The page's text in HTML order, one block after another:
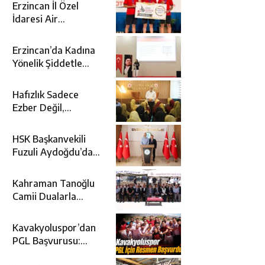
Erzincan İl Özel
İdaresi Air
Türkiye Şampiyonu
Oldu
Erzincan’da Kadına
Yönelik Şiddetle
Kurumlar Bir Araya
Geldi
Hafızlık Sadece
Ezber Değil,
Yaşamaktır
HSK Başkanvekili
Fuzuli Aydoğdu’dan
Hamza Aydoğdu’ya
Ziyaret
Kahraman Tanoğlu
Camii Dualarla
Kavakyoluspor’dan
PGL Başvurusu: